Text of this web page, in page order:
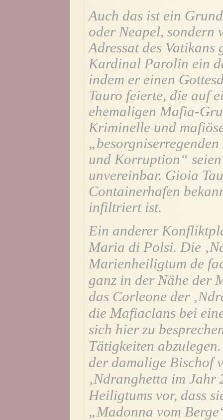
Auch das ist ein
oder Neapel,
Adressat des
Kardinal Parolin ein
indem er einen
Tauro feierte, die auf
ehemaligen Mafia-
Kriminelle und
und Korruption“
unvereinbar. Gioia
Containerhafen
infiltriert ist.
Ein anderer
Maria di Polsi. Die
Marienheiligtum de
ganz in der Nähe der
das Corleone der
die Mafiaclans bei
sich hier zu
Tätigkeiten
der damalige Bischof
‚Ndranghetta im Jahr
Heiligtums vor, dass
„Madonna vom